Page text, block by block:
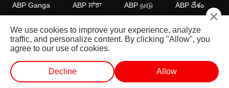
ABP Ganga
ABP ਸਾਂਝਾ ABP நாடு ABP దేశం
FOLLOW US
This website follows the DNPA Code of Ethics.
Copyright@2026.
All rights reserved.
×
We use cookies to improve your experience, analyze
traffic, and personalize content. By clicking "Allow", you
agree to our use of cookies.
Decline Allow